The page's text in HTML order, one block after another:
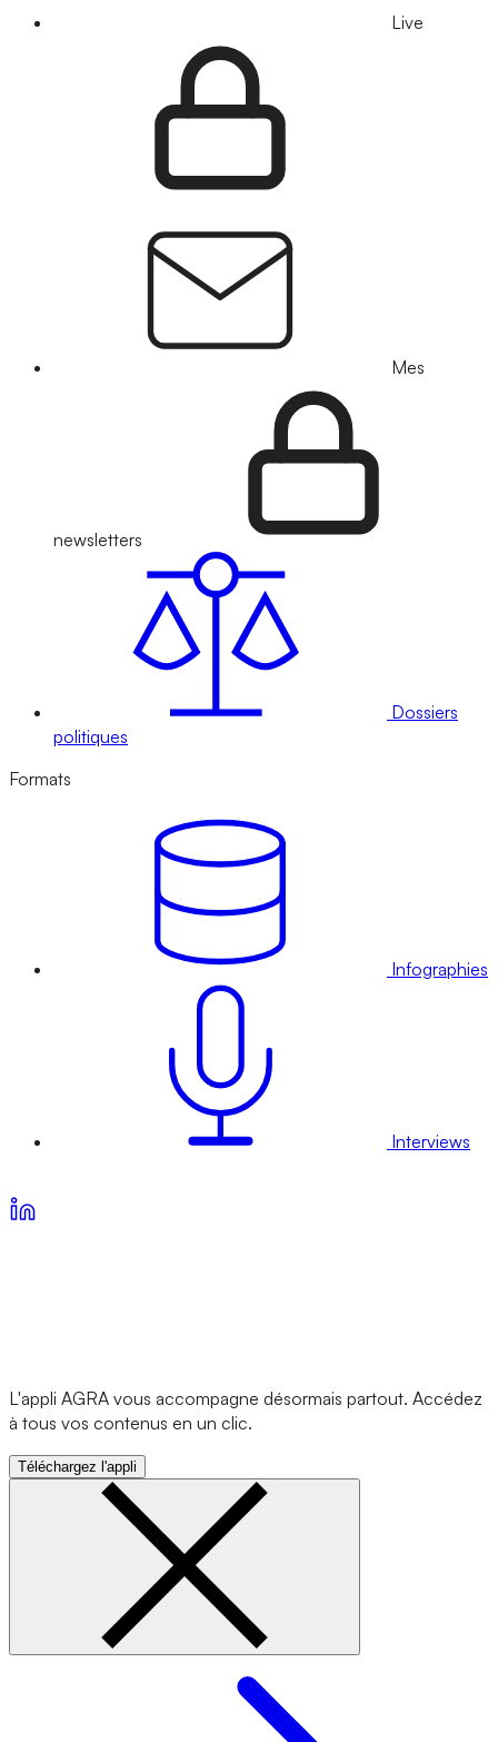
Live
Mes
newsletters
Dossiers
politiques
Formats
Infographies
Interviews
L'appli AGRA vous accompagne désormais partout. Accédez
à tous vos contenus en un clic.
Téléchargez l'appli